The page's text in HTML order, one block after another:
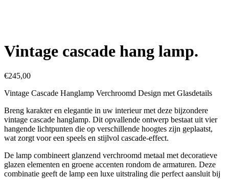
Vintage cascade hang lamp.
€245,00
Vintage Cascade Hanglamp Verchroomd Design met Glasdetails
Breng karakter en elegantie in uw interieur met deze bijzondere
vintage cascade hanglamp. Dit opvallende ontwerp bestaat uit vier
hangende lichtpunten die op verschillende hoogtes zijn geplaatst,
wat zorgt voor een speels en stijlvol cascade-effect.
De lamp combineert glanzend verchroomd metaal met decoratieve
glazen elementen en groene accenten rondom de armaturen. Deze
combinatie geeft de lamp een luxe uitstraling die perfect aansluit bij